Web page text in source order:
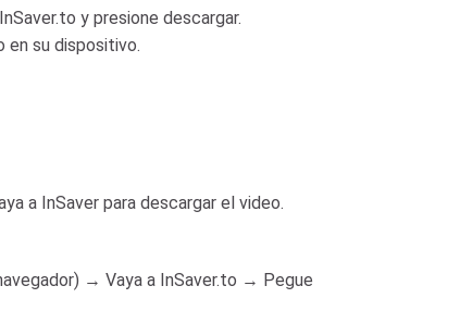
y presione descargar.
en su dispositivo.
a InSaver para descargar el video.
→ Vaya a InSaver.to → Pegue